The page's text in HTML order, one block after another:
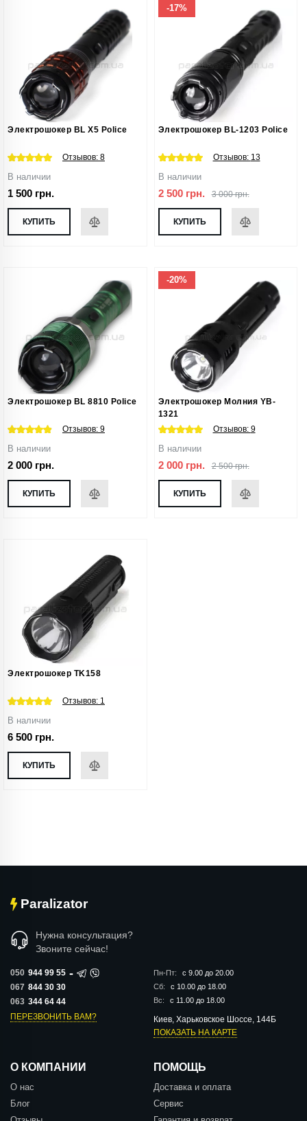
Электрошокер BL X5 Police
Отзывов: 8
В наличии
1 500 грн.
КУПИТЬ
-17%
Электрошокер BL-1203 Police
Отзывов: 13
В наличии
2 500 грн. 3 000 грн.
КУПИТЬ
Электрошокер BL 8810 Police
Отзывов: 9
В наличии
2 000 грн.
КУПИТЬ
-20%
Электрошокер Молния YB-
1321
Отзывов: 9
В наличии
2 000 грн. 2 500 грн.
КУПИТЬ
Электрошокер TK158
Отзывов: 1
В наличии
6 500 грн.
КУПИТЬ
Paralizator
Нужна консультация?
Звоните сейчас!
050 944 99 55 -
067 844 30 30
063 344 64 44
ПЕРЕЗВОНИТЬ ВАМ?
Пн-Пт:
с 9.00 до 20.00
Сб:
с 10.00 до 18.00
Вс:
с 11.00 до 18.00
Киев, Харьковское Шоссе, 144Б
ПОКАЗАТЬ НА КАРТЕ
О КОМПАНИИ
О нас
Блог
ПОМОЩЬ
Доставка и оплата
Сервис